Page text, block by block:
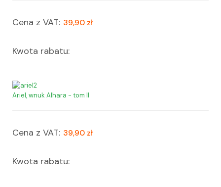
Cena z VAT: 39,90 zł
Kwota rabatu:
Ariel, wnuk Alhara - tom II
Cena z VAT: 39,90 zł
Kwota rabatu: